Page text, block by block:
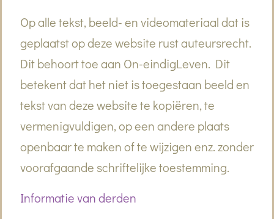
Op alle tekst, beeld- en videomateriaal dat is
geplaatst op deze website rust auteursrecht.
Dit behoort toe aan On-eindigLeven. Dit
betekent dat het niet is toegestaan beeld en
tekst van deze website te kopiëren, te
vermenigvuldigen, op een andere plaats
openbaar te maken of te wijzigen enz. zonder
voorafgaande schriftelijke toestemming.
Informatie van derden